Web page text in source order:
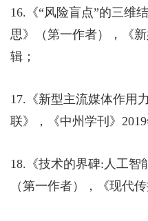
16. 《“风险盲点”的三维
思》（第一作者），《新
辑；
17. 《新型主流媒体作用
联》，《中州学刊》 2019
18. 《技术的界碑: 人工智
（第一作者），《现代传